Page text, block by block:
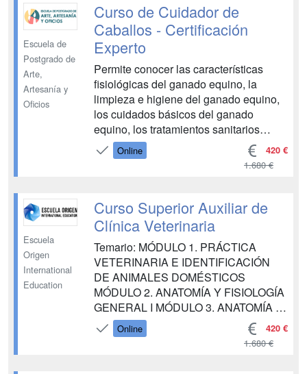
UNIDAD DIDÁCTICA 3. RAZAS DE
GATOS UNIDAD DIDÁCTICA 4.
OTRAS ESPECIES DE ANIMALES DE
Escuela de
Postgrado de
Arte,
Artesanía y
Oficios
Curso de Cuidador de
Caballos - Certificación
Experto
Permite conocer las características
fisiológicas del ganado equino, la
limpieza e higiene del ganado equino,
los cuidados básicos del ganado
equino, los tratamientos sanitarios
básicos, el mantenimiento físico, las
características morfológicas, el carácter
primeros auxilios, ...
Online 420 €
1.680 €
Escuela
Origen
International
Education
Curso Superior Auxiliar de
Clínica Veterinaria
Temario: MÓDULO 1. PRÁCTICA
VETERINARIA E IDENTIFICACIÓN
DE ANIMALES DOMÉSTICOS
MÓDULO 2. ANATOMÍA Y FISIOLOGÍA
GENERAL I MÓDULO 3. ANATOMÍA Y
FISIOLOGÍA GENERAL II MÓDULO 4.
MEDICINA MÓDULO 5. PRIMEROS
Online 420 €
1.680 €